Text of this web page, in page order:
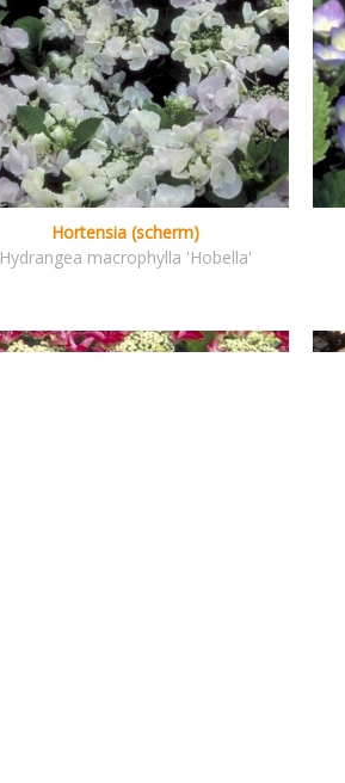
Hortensia (scherm)
Hydrangea macrophylla 'Hobella'